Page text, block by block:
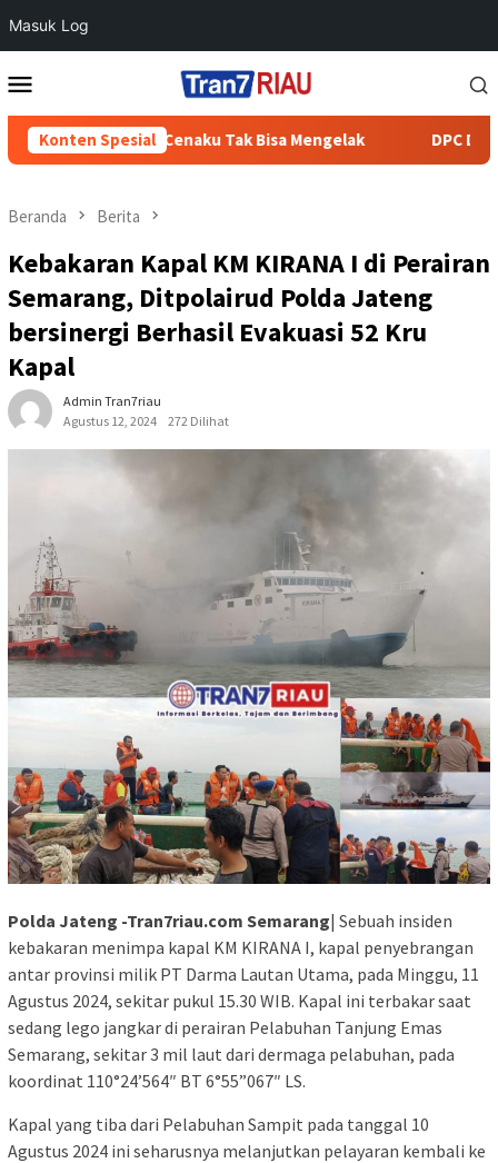
Masuk Log
ke
Mobile
Konten Spesial
Cenaku Tak Bisa Mengelak DPC Demokrat Inhu
Beranda Berita
Kebakaran Kapal KM KIRANA I di Perairan
Semarang, Ditpolairud Polda Jateng
bersinergi Berhasil Evakuasi 52 Kru
Kapal
Admin Tran7riau
Agustus 12, 2024
272 Dilihat
Polda Jateng -Tran7riau.com Semarang| Sebuah insiden
kebakaran menimpa kapal KM KIRANA I, kapal penyebrangan
antar provinsi milik PT Darma Lautan Utama, pada Minggu, 11
Agustus 2024, sekitar pukul 15.30 WIB. Kapal ini terbakar saat
sedang lego jangkar di perairan Pelabuhan Tanjung Emas
Semarang, sekitar 3 mil laut dari dermaga pelabuhan, pada
koordinat 110°24’564″ BT 6°55”067″ LS.
Kapal yang tiba dari Pelabuhan Sampit pada tanggal 10
Agustus 2024 ini seharusnya melanjutkan pelayaran kembali ke